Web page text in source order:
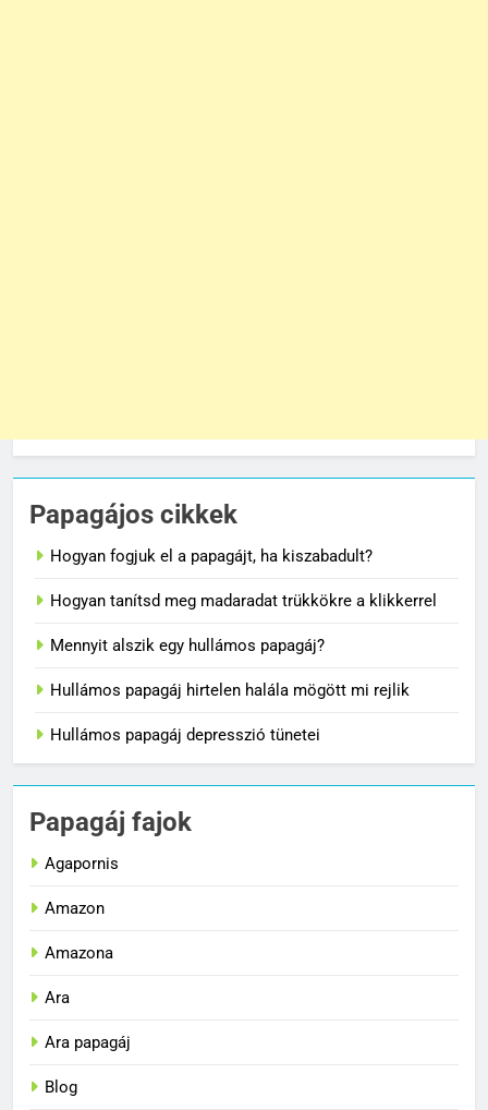
Papagájos cikkek
Hogyan fogjuk el a papagájt, ha kiszabadult?
Hogyan tanítsd meg madaradat trükkökre a klikkerrel
Mennyit alszik egy hullámos papagáj?
Hullámos papagáj hirtelen halála mögött mi rejlik
Hullámos papagáj depresszió tünetei
Papagáj fajok
Agapornis
Amazon
Amazona
Ara
Ara papagáj
Blog